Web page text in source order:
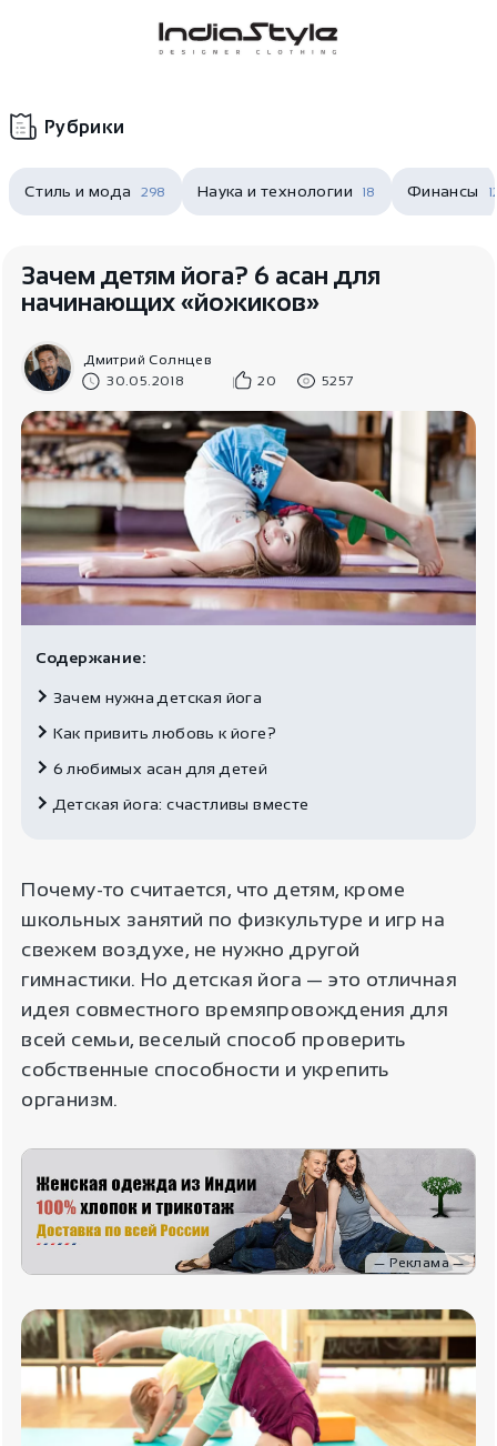
Корзина
В корзиненеттоваров
Рубрики
Стиль и мода 298 Наука и технологии 18 Финансы
Зачем детям йога? 6 асан для
начинающих «йожиков»
Дмитрий Солнцев
30.05.2018
20 5257
Содержание:
Зачем нужна детская йога
Как привить любовь к йоге?
6 любимых асан для детей
Детская йога: счастливы вместе
Почему-то считается, что детям, кроме
школьных занятий по физкультуре и игр на
свежем воздухе, не нужно другой
гимнастики. Но детская йога — это отличная
идея совместного времяпровождения для
всей семьи, веселый способ проверить
собственные способности и укрепить
организм.
— Реклама —